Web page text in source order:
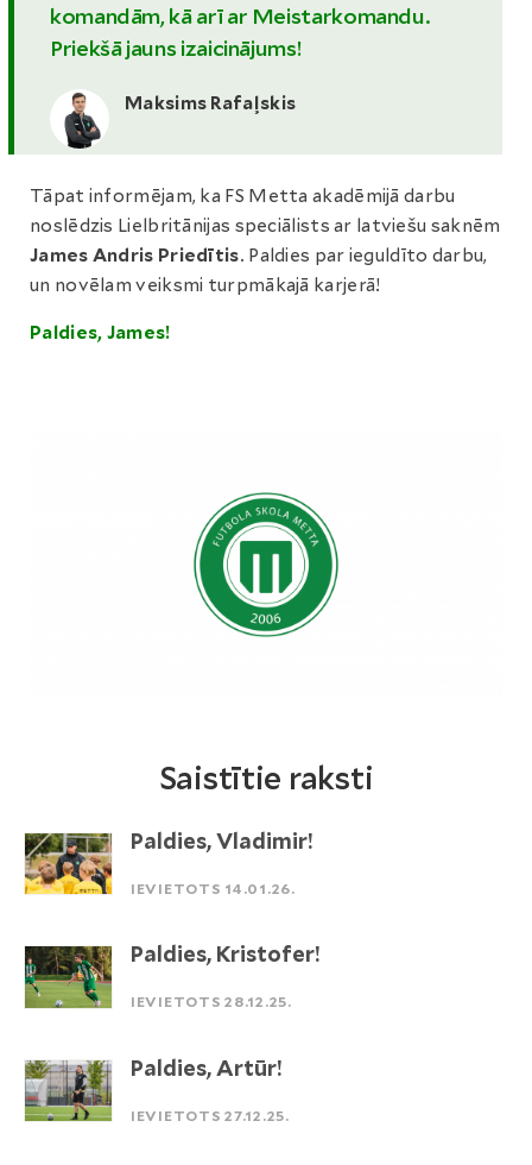
komandām, kā arī ar Meistarkomandu.
Priekšā jauns izaicinājums!
Maksims Rafaļskis
Tāpat informējam, ka FS Metta akadēmijā darbu
noslēdzis Lielbritānijas speciālists ar latviešu saknēm
James Andris Priedītis. Paldies par ieguldīto darbu,
un novēlam veiksmi turpmākajā karjerā!
Paldies, James!
Saistītie raksti
Paldies, Vladimir!
IEVIETOTS 14.01.26.
Paldies, Kristofer!
IEVIETOTS 28.12.25.
Paldies, Artūr!
IEVIETOTS 27.12.25.